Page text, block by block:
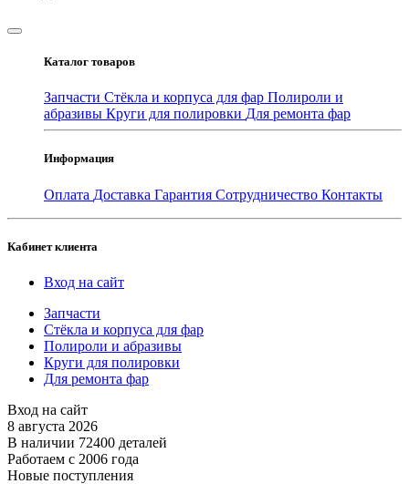
Каталог товаров
Запчасти Стёкла и корпуса для фар Полироли и
абразивы Круги для полировки Для ремонта фар
Информация
Оплата Доставка Гарантия Сотрудничество Контакты
Кабинет клиента
Вход на сайт
Запчасти
Стёкла и корпуса для фар
Полироли и абразивы
Круги для полировки
Для ремонта фар
Вход на сайт
8 августа 2026
В наличии 72400 деталей
Работаем с 2006 года
Новые поступления